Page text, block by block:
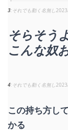
3 それでも動く名無し
そらそう
こんな奴
4 それでも動く名無し
この持ち方し
かる